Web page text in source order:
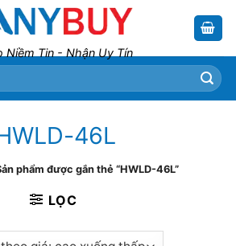
Niềm Tin - Nhận Uy Tín
46L
phẩm được gắn thẻ “HWLD-46L”
LỌC